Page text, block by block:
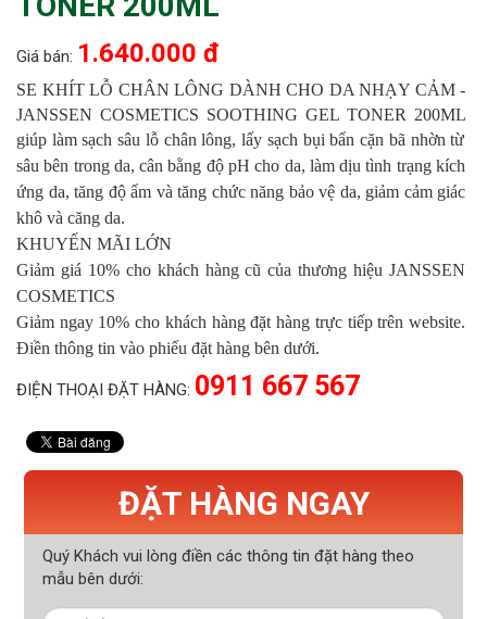
Giá bán: 1.640.000 đ
SE KHÍT LỖ CHÂN LÔNG DÀNH CHO DA NHẠY CẢM -
JANSSEN COSMETICS SOOTHING GEL TONER 200ML
giúp làm sạch sâu lỗ chân lông, lấy sạch bụi bẩn cặn bã nhờn từ
sâu bên trong da, cân bằng độ pH cho da, làm dịu tình trạng kích
ứng da, tăng độ ẩm và tăng chức năng bảo vệ da, giảm cảm giác
khô và căng da.
KHUYẾN MÃI LỚN
Giảm giá 10% cho khách hàng cũ của thương hiệu JANSSEN
COSMETICS
Giảm ngay 10% cho khách hàng đặt hàng trực tiếp trên website.
Điền thông tin vào phiếu đặt hàng bên dưới.
ĐIỆN THOẠI ĐẶT HÀNG: 0911 667 567
ĐẶT HÀNG NGAY
Quý Khách vui lòng điền các thông tin đặt hàng theo
mẫu bên dưới: